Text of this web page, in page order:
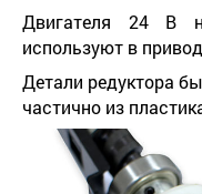
Двигателя 24 В
используют в
Детали редуктора
частично из